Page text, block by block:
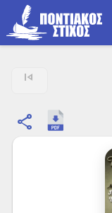
skip_previous
share